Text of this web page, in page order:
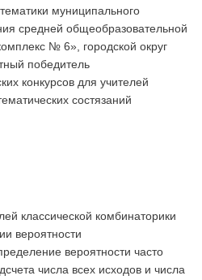
муниципального
средней общеобразовательной
№ 6», городской округ
победитель
конкурсов для учителей
состязаний
классической комбинаторики
вероятности
вероятности часто
числа всех исходов и числа